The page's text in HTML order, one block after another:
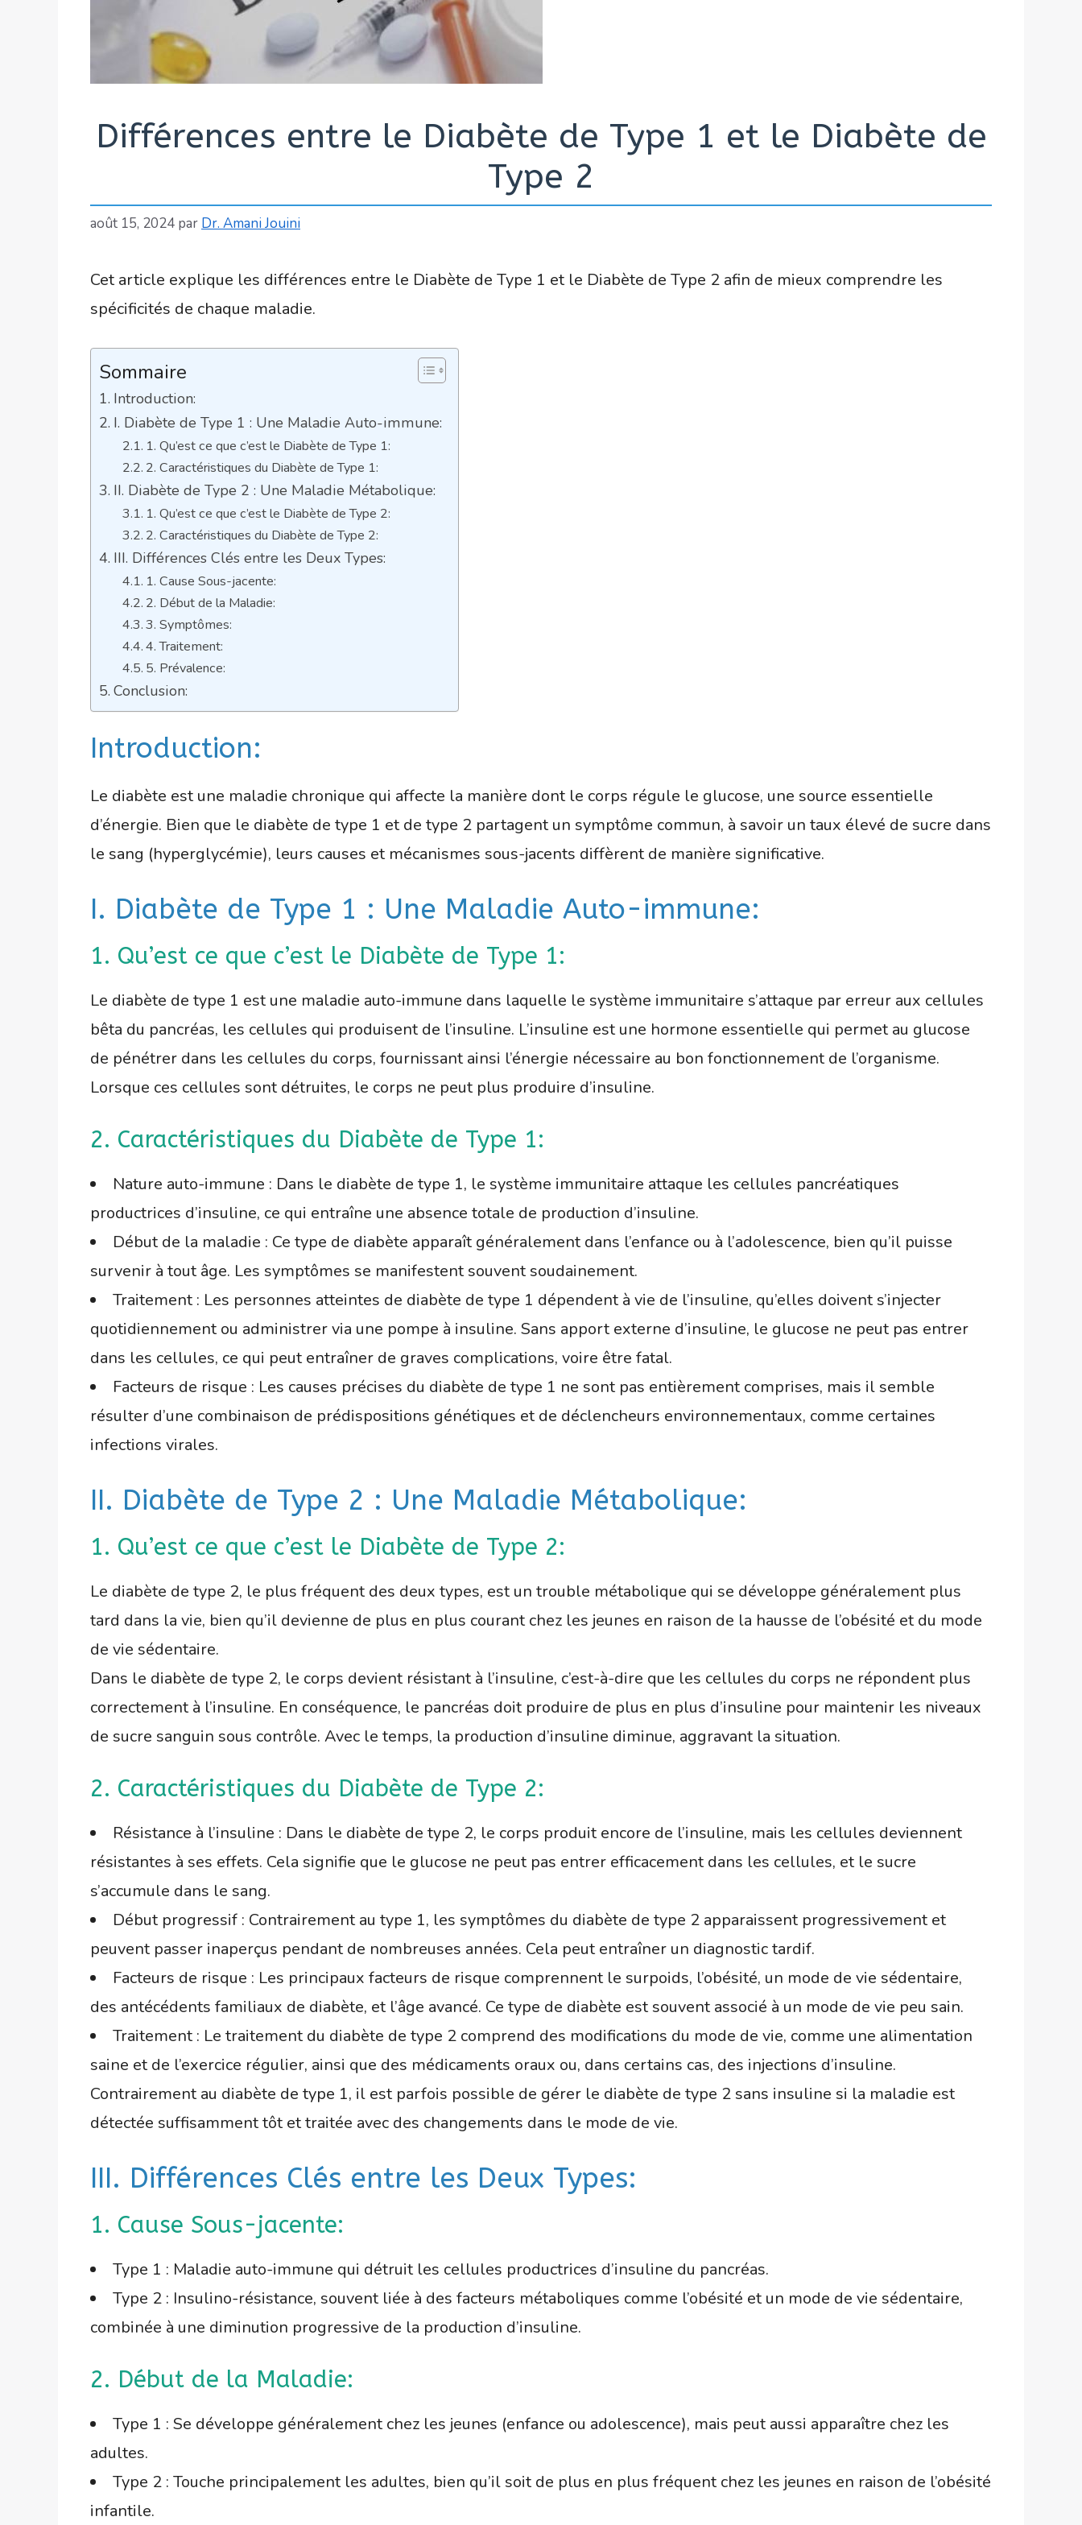
Différences entre le Diabète de Type 1 et le Diabète de
Type 2
août 15, 2024 par Dr. Amani Jouini
Cet article explique les différences entre le Diabète de Type 1 et le Diabète de Type 2 afin de mieux comprendre les
spécificités de chaque maladie.
Sommaire
Introduction:
I. Diabète de Type 1 : Une Maladie Auto-immune:
1. Qu’est ce que c’est le Diabète de Type 1:
2. Caractéristiques du Diabète de Type 1:
II. Diabète de Type 2 : Une Maladie Métabolique:
1. Qu’est ce que c’est le Diabète de Type 2:
2. Caractéristiques du Diabète de Type 2:
III. Différences Clés entre les Deux Types:
1. Cause Sous-jacente:
2. Début de la Maladie:
3. Symptômes:
4. Traitement:
5. Prévalence:
Conclusion:
Introduction:
Le diabète est une maladie chronique qui affecte la manière dont le corps régule le glucose, une source essentielle
d’énergie. Bien que le diabète de type 1 et de type 2 partagent un symptôme commun, à savoir un taux élevé de sucre dans
le sang (hyperglycémie), leurs causes et mécanismes sous-jacents diffèrent de manière significative.
I. Diabète de Type 1 : Une Maladie Auto-immune:
1. Qu’est ce que c’est le Diabète de Type 1:
Le diabète de type 1 est une maladie auto-immune dans laquelle le système immunitaire s’attaque par erreur aux cellules
bêta du pancréas, les cellules qui produisent de l’insuline. L’insuline est une hormone essentielle qui permet au glucose
de pénétrer dans les cellules du corps, fournissant ainsi l’énergie nécessaire au bon fonctionnement de l’organisme.
Lorsque ces cellules sont détruites, le corps ne peut plus produire d’insuline.
2. Caractéristiques du Diabète de Type 1:
Nature auto-immune : Dans le diabète de type 1, le système immunitaire attaque les cellules pancréatiques
productrices d’insuline, ce qui entraîne une absence totale de production d’insuline.
Début de la maladie : Ce type de diabète apparaît généralement dans l’enfance ou à l’adolescence, bien qu’il puisse
survenir à tout âge. Les symptômes se manifestent souvent soudainement.
Traitement : Les personnes atteintes de diabète de type 1 dépendent à vie de l’insuline, qu’elles doivent s’injecter
quotidiennement ou administrer via une pompe à insuline. Sans apport externe d’insuline, le glucose ne peut pas entrer
dans les cellules, ce qui peut entraîner de graves complications, voire être fatal.
Facteurs de risque : Les causes précises du diabète de type 1 ne sont pas entièrement comprises, mais il semble
résulter d’une combinaison de prédispositions génétiques et de déclencheurs environnementaux, comme certaines
infections virales.
II. Diabète de Type 2 : Une Maladie Métabolique:
1. Qu’est ce que c’est le Diabète de Type 2:
Le diabète de type 2, le plus fréquent des deux types, est un trouble métabolique qui se développe généralement plus
tard dans la vie, bien qu’il devienne de plus en plus courant chez les jeunes en raison de la hausse de l’obésité et du mode
de vie sédentaire.
Dans le diabète de type 2, le corps devient résistant à l’insuline, c’est-à-dire que les cellules du corps ne répondent plus
correctement à l’insuline. En conséquence, le pancréas doit produire de plus en plus d’insuline pour maintenir les niveaux
de sucre sanguin sous contrôle. Avec le temps, la production d’insuline diminue, aggravant la situation.
2. Caractéristiques du Diabète de Type 2:
Résistance à l’insuline : Dans le diabète de type 2, le corps produit encore de l’insuline, mais les cellules deviennent
résistantes à ses effets. Cela signifie que le glucose ne peut pas entrer efficacement dans les cellules, et le sucre
s’accumule dans le sang.
Début progressif : Contrairement au type 1, les symptômes du diabète de type 2 apparaissent progressivement et
peuvent passer inaperçus pendant de nombreuses années. Cela peut entraîner un diagnostic tardif.
Facteurs de risque : Les principaux facteurs de risque comprennent le surpoids, l’obésité, un mode de vie sédentaire,
des antécédents familiaux de diabète, et l’âge avancé. Ce type de diabète est souvent associé à un mode de vie peu sain.
Traitement : Le traitement du diabète de type 2 comprend des modifications du mode de vie, comme une alimentation
saine et de l’exercice régulier, ainsi que des médicaments oraux ou, dans certains cas, des injections d’insuline.
Contrairement au diabète de type 1, il est parfois possible de gérer le diabète de type 2 sans insuline si la maladie est
détectée suffisamment tôt et traitée avec des changements dans le mode de vie.
III. Différences Clés entre les Deux Types:
1. Cause Sous-jacente:
Type 1 : Maladie auto-immune qui détruit les cellules productrices d’insuline du pancréas.
Type 2 : Insulino-résistance, souvent liée à des facteurs métaboliques comme l’obésité et un mode de vie sédentaire,
combinée à une diminution progressive de la production d’insuline.
2. Début de la Maladie:
Type 1 : Se développe généralement chez les jeunes (enfance ou adolescence), mais peut aussi apparaître chez les
adultes.
Type 2 : Touche principalement les adultes, bien qu’il soit de plus en plus fréquent chez les jeunes en raison de l’obésité
infantile.